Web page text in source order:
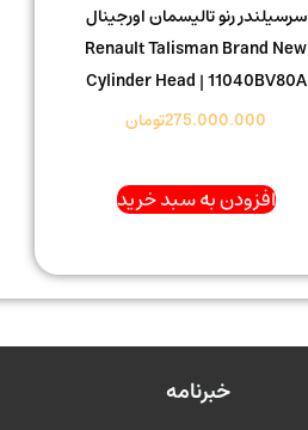
سرسیلندر رنو تالیسمان اورجینال
Renault Talisman Brand New
Cylinder Head | 11040BV80A
275.000.000تومان
افزودن به سبد خرید
خبرنامه